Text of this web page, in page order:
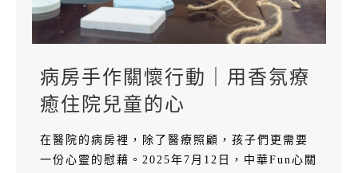
病房手作關懷行動｜用香氛療
癒住院兒童的心
在醫院的病房裡，除了醫療照顧，孩子們更需要
一份心靈的慰藉。2025年7月12日，中華Fun心關